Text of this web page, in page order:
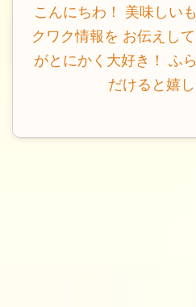
こんにちわ！ 美味しい
クワク情報を お伝えし
がとにかく大好き！ ふ
だけると嬉し